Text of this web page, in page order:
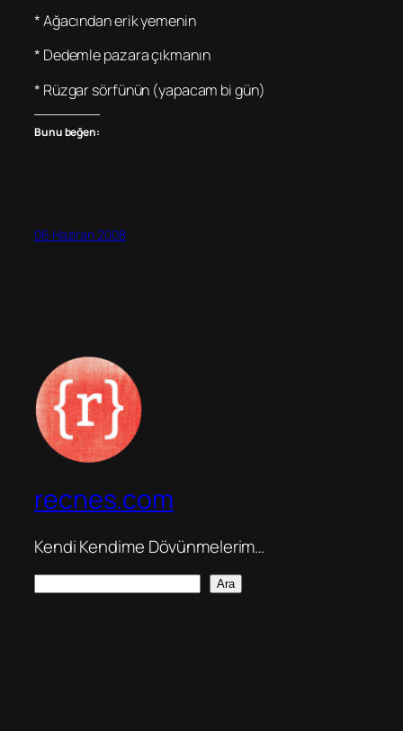
* Ağacından erik yemenin
* Dedemle pazara çıkmanın
* Rüzgar sörfünün (yapacam bi gün)
Bunu beğen:
06 Haziran 2008
recnes.com
Kendi Kendime Dövünmelerim…
Ara